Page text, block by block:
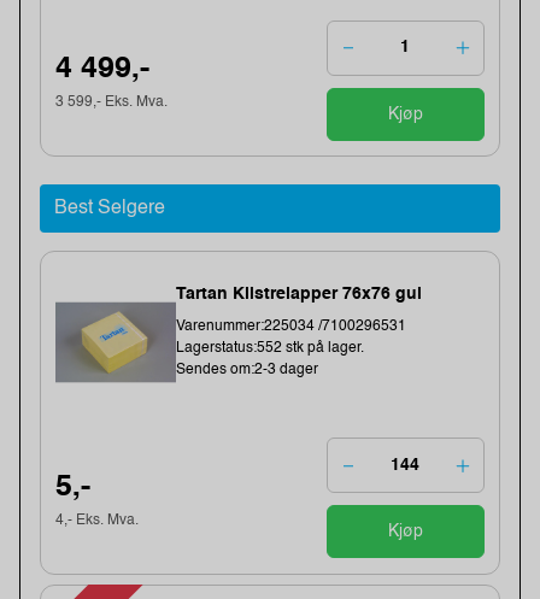
4 499,-
3 599,- Eks. Mva.
Kjøp
Best Selgere
Tartan Klistrelapper 76x76 gul
Varenummer:225034 /7100296531
Lagerstatus:552 stk på lager.
Sendes om:2-3 dager
5,-
4,- Eks. Mva.
Kjøp